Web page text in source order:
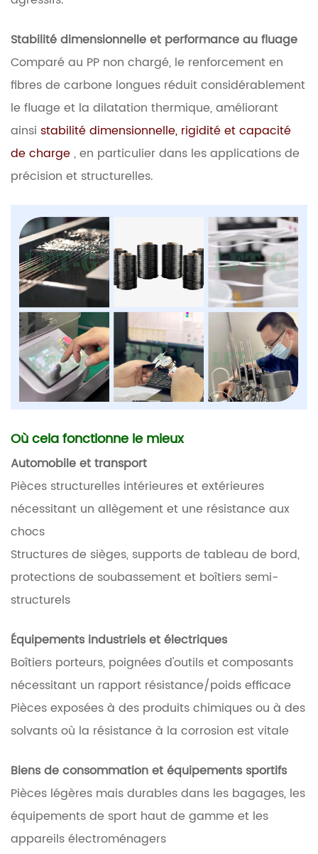
Stabilité dimensionnelle et performance au fluage
Comparé au PP non chargé, le renforcement en
fibres de carbone longues réduit considérablement
le fluage et la dilatation thermique, améliorant
ainsi stabilité dimensionnelle, rigidité et capacité
de charge, en particulier dans les applications de
précision et structurelles.
Où cela fonctionne le mieux
Automobile et transport
Pièces structurelles intérieures et extérieures
nécessitant un allègement et une résistance aux
chocs
Structures de sièges, supports de tableau de bord,
protections de soubassement et boîtiers semi-
structurels
Équipements industriels et électriques
Boîtiers porteurs, poignées d'outils et composants
nécessitant un rapport résistance/poids efficace
Pièces exposées à des produits chimiques ou à des
solvants où la résistance à la corrosion est vitale
Biens de consommation et équipements sportifs
Pièces légères mais durables dans les bagages, les
équipements de sport haut de gamme et les
appareils électroménagers